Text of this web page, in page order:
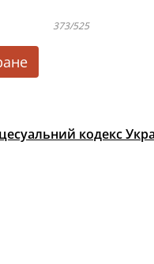
373/525
кодекс